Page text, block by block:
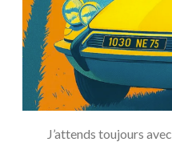
J’attends toujours